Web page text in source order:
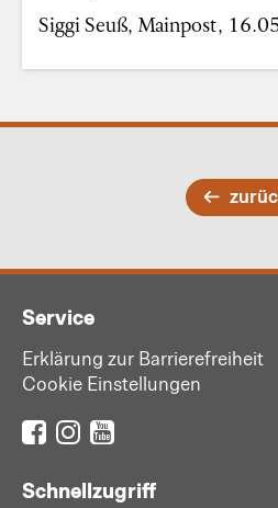
Siggi Seuß, Mainpost,
Service
Erklärung zur Barrierefreiheit
Cookie Einstellungen
Schnellzugriff